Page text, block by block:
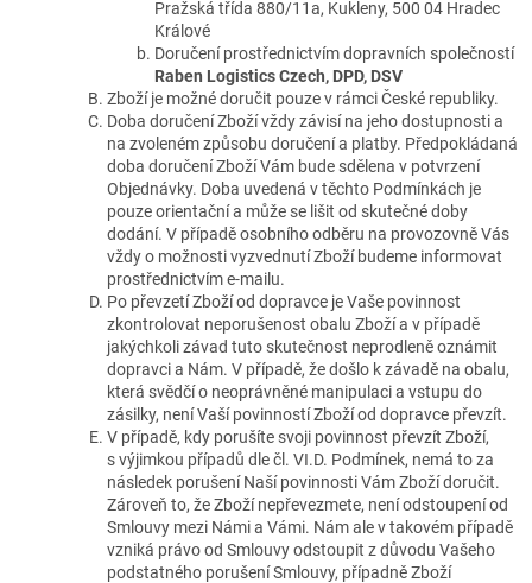
Pražská třída 880/11a, Kukleny, 500 04 Hradec
Králové
Doručení prostřednictvím dopravních společností
Raben Logistics Czech, DPD, DSV
Zboží je možné doručit pouze v rámci České republiky.
Doba doručení Zboží vždy závisí na jeho dostupnosti a
na zvoleném způsobu doručení a platby. Předpokládaná
doba doručení Zboží Vám bude sdělena v potvrzení
Objednávky. Doba uvedená v těchto Podmínkách je
pouze orientační a může se lišit od skutečné doby
dodání. V případě osobního odběru na provozovně Vás
vždy o možnosti vyzvednutí Zboží budeme informovat
prostřednictvím e-mailu.
Po převzetí Zboží od dopravce je Vaše povinnost
zkontrolovat neporušenost obalu Zboží a v případě
jakýchkoli závad tuto skutečnost neprodleně oznámit
dopravci a Nám. V případě, že došlo k závadě na obalu,
která svědčí o neoprávněné manipulaci a vstupu do
zásilky, není Vaší povinností Zboží od dopravce převzít.
V případě, kdy porušíte svoji povinnost převzít Zboží,
s výjimkou případů dle čl. VI.D. Podmínek, nemá to za
následek porušení Naší povinnosti Vám Zboží doručit.
Zároveň to, že Zboží nepřevezmete, není odstoupení od
Smlouvy mezi Námi a Vámi. Nám ale v takovém případě
vzniká právo od Smlouvy odstoupit z důvodu Vašeho
podstatného porušení Smlouvy, případně Zboží